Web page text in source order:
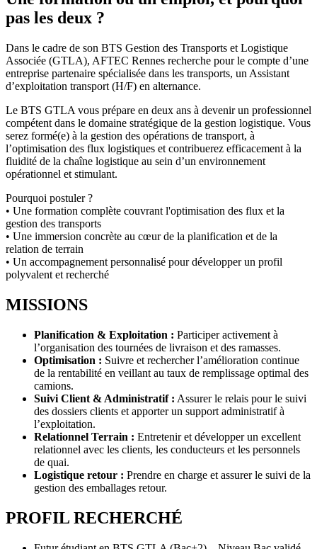
pas les deux ?
Dans le cadre de son BTS Gestion des Transports et Logistique
Associée (GTLA), AFTEC Rennes recherche pour le compte d’une
entreprise partenaire spécialisée dans les transports, un Assistant
d’exploitation transport (H/F) en alternance.
Le BTS GTLA vous prépare en deux ans à devenir un professionnel
compétent dans le domaine stratégique de la gestion logistique. Vous
serez formé(e) à la gestion des opérations de transport, à
l’optimisation des flux logistiques et contribuerez efficacement à la
fluidité de la chaîne logistique au sein d’un environnement
opérationnel et stimulant.
Pourquoi postuler ?
• Une formation complète couvrant l'optimisation des flux et la
gestion des transports
• Une immersion concrète au cœur de la planification et de la
relation de terrain
• Un accompagnement personnalisé pour développer un profil
polyvalent et recherché
MISSIONS
Planification & Exploitation : Participer activement à
l’organisation des tournées de livraison et des ramasses.
Optimisation : Suivre et rechercher l’amélioration continue
de la rentabilité en veillant au taux de remplissage optimal des
camions.
Suivi Client & Administratif : Assurer le relais pour le suivi
des dossiers clients et apporter un support administratif à
l’exploitation.
Relationnel Terrain : Entretenir et développer un excellent
relationnel avec les clients, les conducteurs et les personnels
de quai.
Logistique retour : Prendre en charge et assurer le suivi de la
gestion des emballages retour.
PROFIL RECHERCHÉ